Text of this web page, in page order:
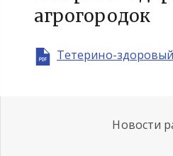
агрогородок
Тетерино-
Новости